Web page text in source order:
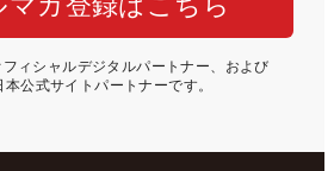
ィシャルデジタルパートナー、および
本公式サイトパートナーです。